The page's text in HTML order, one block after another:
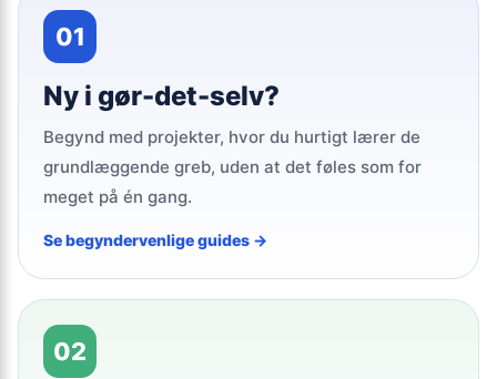
01
Ny i gør-det-selv?
Begynd med projekter, hvor du hurtigt lærer de
grundlæggende greb, uden at det føles som for
meget på én gang.
Se begyndervenlige guides →
02